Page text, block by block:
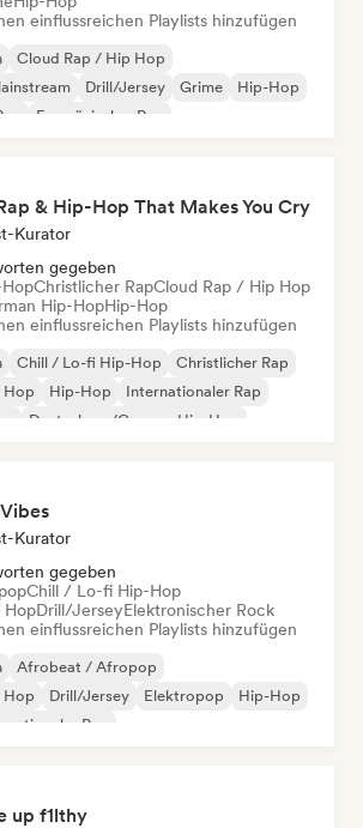
einflussreichen Playlists hinzufügen
Cloud Rap / Hip Hop
Drill/Jersey Grime
Hip-Hop
Französischer Rap
& Hip-Hop That Makes You Cry
Kurator
gegeben
Christlicher RapCloud Rap / Hip Hop
Hip-HopHip-Hop
einflussreichen Playlists hinzufügen
Chill / Lo-fi Hip-Hop
Christlicher Rap
Hop
Hip-Hop
Internationaler Rap
Deutschrap/German Hip-Hop
Kurator
gegeben
Chill / Lo-fi Hip-Hop
HopDrill/JerseyElektronischer Rock
einflussreichen Playlists hinzufügen
Afrobeat / Afropop
Hop
Drill/Jersey Elektropop
Hip-Hop
Rap
up f1lthy